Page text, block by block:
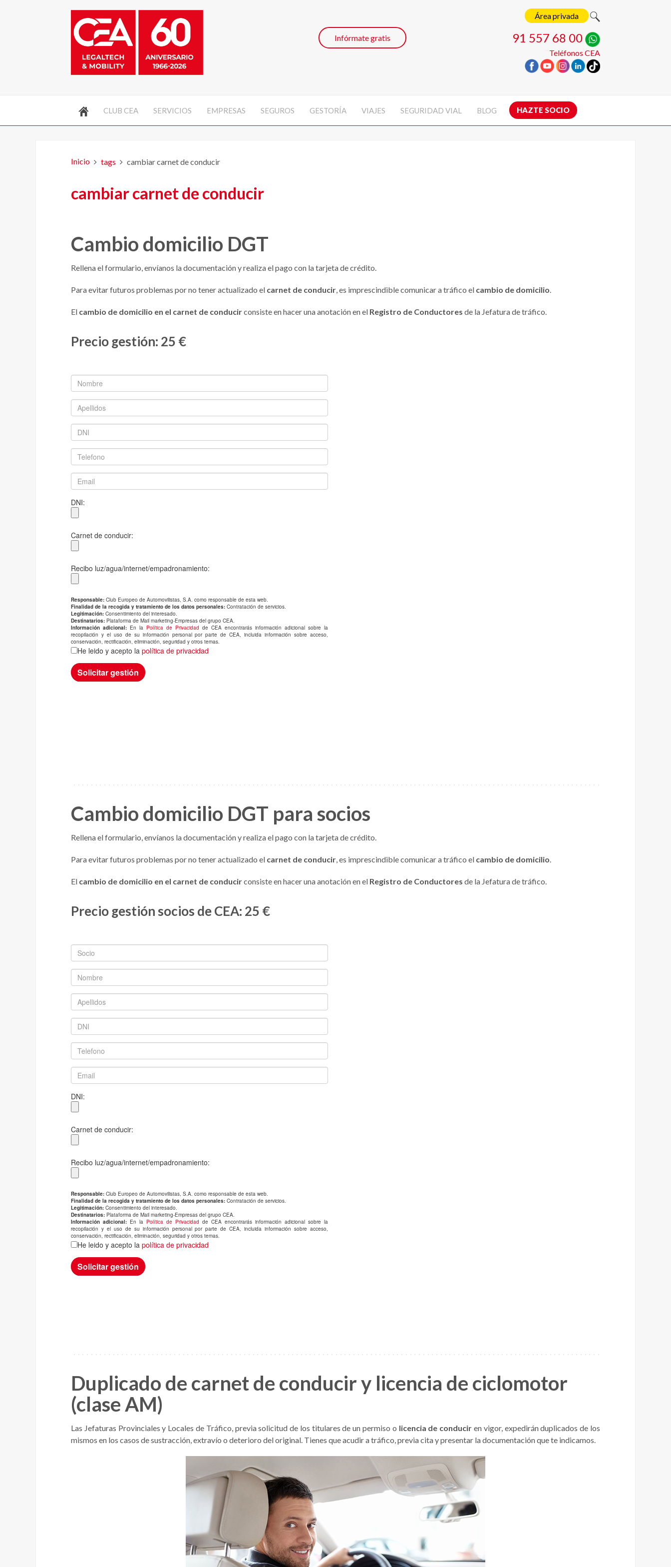
Área privada
91 557 68 00
Teléfonos CEA
Infórmate gratis
CLUB CEA SERVICIOS EMPRESAS SEGUROS GESTORÍA VIAJES SEGURIDAD VIAL BLOG HAZTE SOCIO
Inicio tags cambiar carnet de conducir
cambiar carnet de conducir
Cambio domicilio DGT
Rellena el formulario, envíanos la documentación y realiza el pago con la tarjeta de crédito.
Para evitar futuros problemas por no tener actualizado el carnet de conducir, es imprescindible comunicar a tráfico el cambio de domicilio.
El cambio de domicilio en el carnet de conducirconsiste en hacer una anotación en el Registro de Conductores de la Jefatura de tráfico.
Precio gestión: 25 €
Cambio domicilio DGT para socios
Rellena el formulario, envíanos la documentación y realiza el pago con la tarjeta de crédito.
Para evitar futuros problemas por no tener actualizado el carnet de conducir, es imprescindible comunicar a tráfico el cambio de domicilio.
El cambio de domicilio en el carnet de conducirconsiste en hacer una anotación en el Registro de Conductores de la Jefatura de tráfico.
Precio gestión socios de CEA: 25 €
Duplicado de carnet de conducir y licencia de ciclomotor
(clase AM)
Las Jefaturas Provinciales y Locales de Tráfico, previa solicitud de los titulares de un permiso o licencia de conducir en vigor, expedirán duplicados de los
mismos en los casos de sustracción, extravío o deterioro del original. Tienes que acudir a tráfico, previa cita y presentar la documentación que te indicamos.